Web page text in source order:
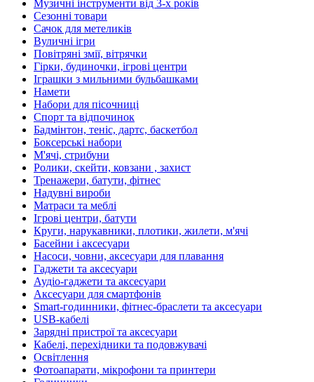
Музичні інструменти від 3-х років
Сезонні товари
Сачок для метеликів
Вуличні ігри
Повітряні змії, вітрячки
Гірки, будиночки, ігрові центри
Іграшки з мильними бульбашками
Намети
Набори для пісочниці
Спорт та відпочинок
Бадмінтон, теніс, дартс, баскетбол
Боксерські набори
М'ячі, стрибуни
Ролики, скейти, ковзани , захист
Тренажери, батути, фітнес
Надувні вироби
Матраси та меблі
Ігрові центри, батути
Круги, нарукавники, плотики, жилети, м'ячі
Басейни і аксесуари
Насоси, човни, аксесуари для плавання
Гаджети та аксесуари
Аудіо-гаджети та аксесуари
Аксесуари для смартфонів
Smart-годинники, фітнес-браслети та аксесуари
USB-кабелі
Зарядні пристрої та аксесуари
Кабелі, перехідники та подовжувачі
Освітлення
Фотоапарати, мікрофони та принтери